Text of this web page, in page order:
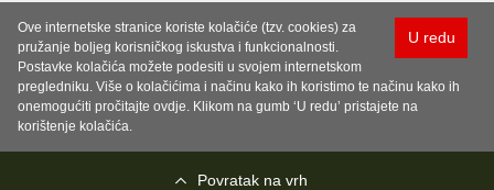
U redu
Ove internetske stranice koriste kolačiće (tzv. cookies) za
pružanje boljeg korisničkog iskustva i funkcionalnosti.
Postavke kolačića možete podesiti u svojem internetskom
pregledniku. Više o kolačićima i načinu kako ih koristimo te načinu kako ih
onemogućiti pročitajte ovdje. Klikom na gumb ‘U redu’ pristajete na
korištenje kolačića.
Povratak na vrh